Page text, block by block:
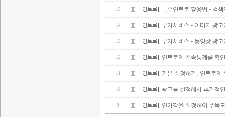
15 [인트로] 특수인트로 활용법 - 검
14 [인트로] 부가서비스 - 이미지 광고
13 [인트로] 부가서비스 - 동영상 광고
12 [인트로] 인트로의 접속통계를 확
11 [인트로] 기본 설정하기. 인트로의
10 [인트로] 광고를 설정해서 추가적
9 [인트로] 인기작을 설정하여 주목